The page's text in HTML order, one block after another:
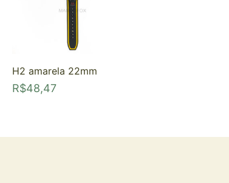
H2 amarela 22mm
R$48,47